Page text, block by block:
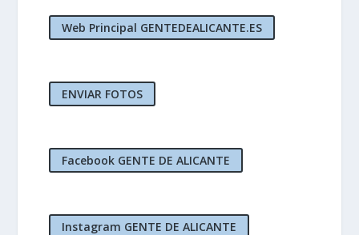
Web Principal GENTEDEALICANTE.ES
ENVIAR FOTOS
Facebook GENTE DE ALICANTE
Instagram GENTE DE ALICANTE